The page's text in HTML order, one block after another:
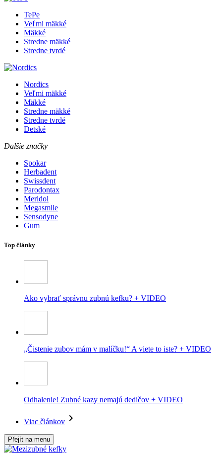
TePe
Veľmi mäkké
Mäkké
Stredne mäkké
Stredne tvrdé
Nordics
Veľmi mäkké
Mäkké
Stredne mäkké
Stredne tvrdé
Detské
Dalšie značky
Spokar
Herbadent
Swissdent
Parodontax
Meridol
Megasmile
Sensodyne
Gum
Top články
Ako vybrať správnu zubnú kefku? + VIDEO
„Čistenie zubov mám v malíčku!“ A viete to iste? + VIDEO
Odhalenie! Zubné kazy nemajú dedičov + VIDEO
Viac článkov
Přejít na menu